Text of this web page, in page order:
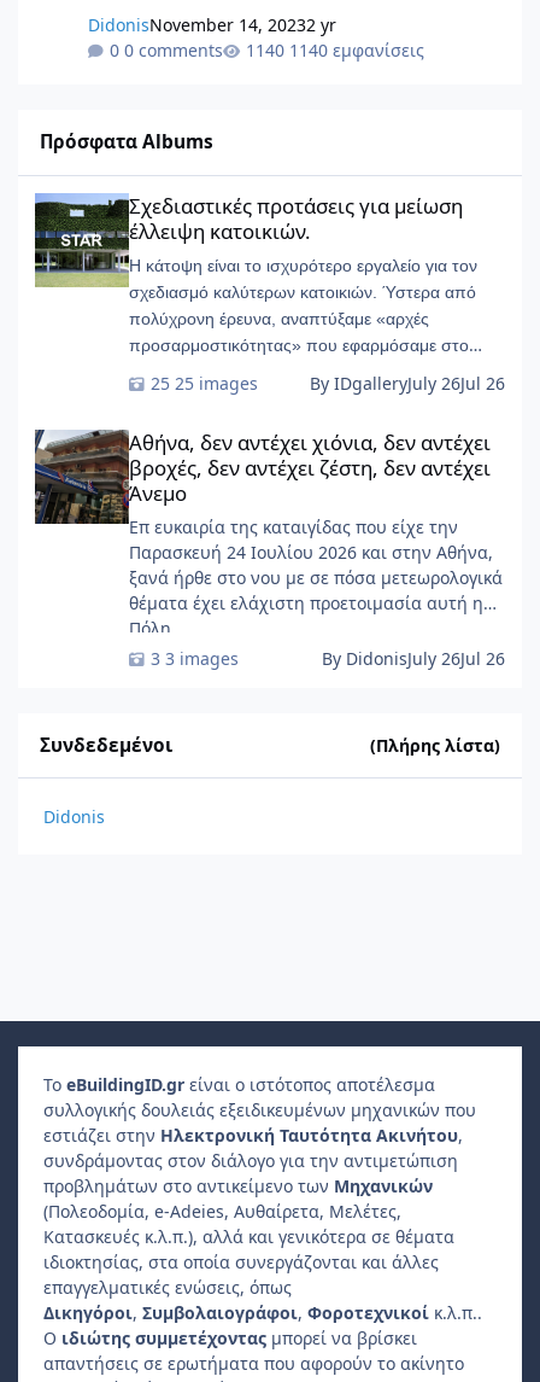
DidonisNovember 14, 20232 yr
0 comments
1140 εμφανίσεις
Πρόσφατα Albums
Σχεδιαστικές προτάσεις για μείωση
έλλειψη κατοικιών.
Η κάτοψη είναι το ισχυρότερο εργαλείο για τον
σχεδιασμό καλύτερων κατοικιών. Ύστερα από
πολύχρονη έρευνα, αναπτύξαμε «αρχές
προσαρμοστικότητας» που εφαρμόσαμε στο
25 images By IDgalleryJuly 26Jul 26
Αθήνα, δεν αντέχει χιόνια, δεν αντέχει βροχές, δεν αντέχει
Αθήνα, δεν αντέχει χιόνια, δεν αντέχει
βροχές, δεν αντέχει ζέστη, δεν αντέχει
Άνεμο
Επ ευκαιρία της καταιγίδας που είχε την
Παρασκευή 24 Ιουλίου 2026 και στην Αθήνα,
ξανά ήρθε στο νου με σε πόσα μετεωρολογικά
θέματα έχει ελάχιστη προετοιμασία αυτή η
Πόλη ......
3 images
By DidonisJuly 26Jul 26
Συνδεδεμένοι (Πλήρης λίστα)
Didonis
Το eBuildingID.gr είναι ο ιστότοπος αποτέλεσμα
συλλογικής δουλειάς εξειδικευμένων μηχανικών που
εστιάζει στην Ηλεκτρονική Ταυτότητα Ακινήτου,
συνδράμοντας στον διάλογο για την αντιμετώπιση
προβλημάτων στο αντικείμενο των Μηχανικών
(Πολεοδομία, e-Adeies, Αυθαίρετα, Μελέτες,
Κατασκευές κ.λ.π.), αλλά και γενικότερα σε θέματα
ιδιοκτησίας, στα οποία συνεργάζονται και άλλες
επαγγελματικές ενώσεις, όπως
Δικηγόροι, Συμβολαιογράφοι, Φοροτεχνικοί κ.λ.π..
Ο ιδιώτης συμμετέχοντας μπορεί να βρίσκει
απαντήσεις σε ερωτήματα που αφορούν το ακίνητο